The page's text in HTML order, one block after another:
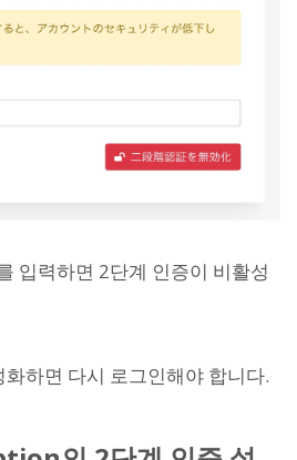
입력하면 2단계 인증이 비활성
하면 다시 로그인해야 합니다.